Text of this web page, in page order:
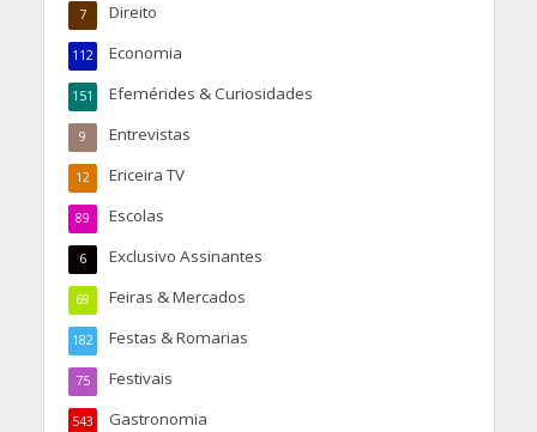
Direito
7
Economia
112
Efemérides & Curiosidades
151
Entrevistas
9
Ericeira TV
12
Escolas
89
Exclusivo Assinantes
6
Feiras & Mercados
69
Festas & Romarias
182
Festivais
75
Gastronomia
543